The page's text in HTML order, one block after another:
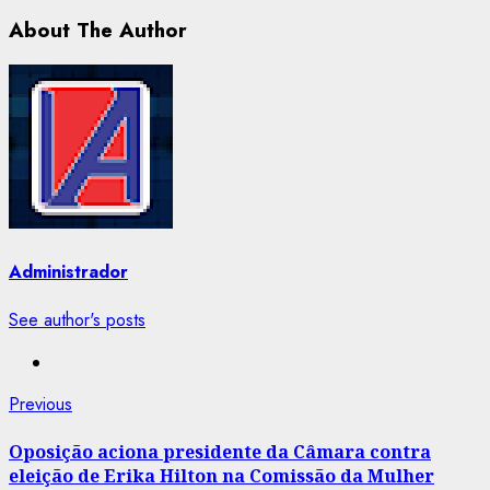
About The Author
Administrador
See author's posts
Post
navigation
Previous
Oposição aciona presidente da Câmara contra
eleição de Erika Hilton na Comissão da Mulher